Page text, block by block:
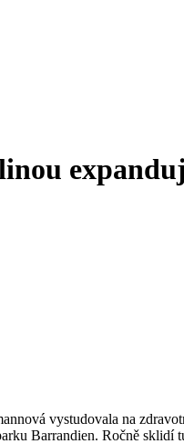
vystudovala na
Barrandien. Ročně